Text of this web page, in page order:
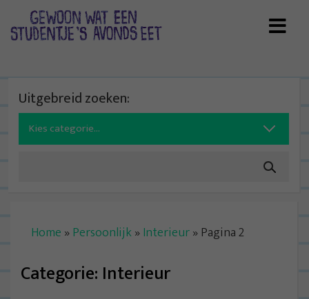
Uitgebreid zoeken:
Search
for:
Home » Persoonlijk» Interieur» Pagina 2
Categorie: Interieur